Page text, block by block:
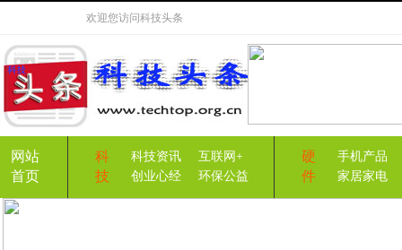
欢迎您访问科技头条
网站
首页
科
技
科技资讯
互联网+
创业心经
环保公益
硬
件
手机产品
家居家电